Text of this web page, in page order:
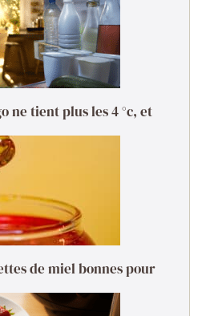
ne tient plus les 4 °c, et
de miel bonnes pour